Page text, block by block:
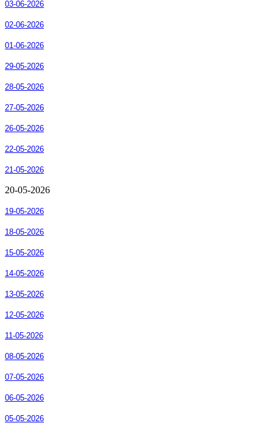
03-06-2026
02-06-2026
01-06-2026
29-05-2026
28-05-2026
27-05-2026
26-05-2026
22-05-2026
21-05-2026
20-05-2026
19-05-2026
18-05-2026
15-05-2026
14-05-2026
13-05-2026
12-05-2026
11-05-2026
08-05-2026
07-05-2026
06-05-2026
05-05-2026